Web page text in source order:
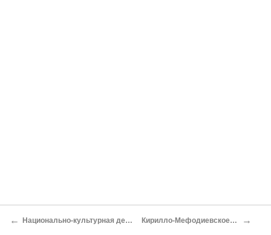
← Национально-культурная деятельность Кирилло-Мефодиевское Братство →